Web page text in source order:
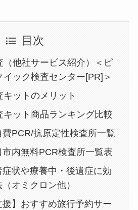
目次
（他社サービス紹介）＜ピ
イック検査センター[PR]＞
キットのメリット
キット商品ランキング比較
PCR/抗原定性検査所一覧
市内無料PCR検査所一覧表
症状や療養中・後遺症に効
オミクロン他）
援】おすすめ旅行予約サー